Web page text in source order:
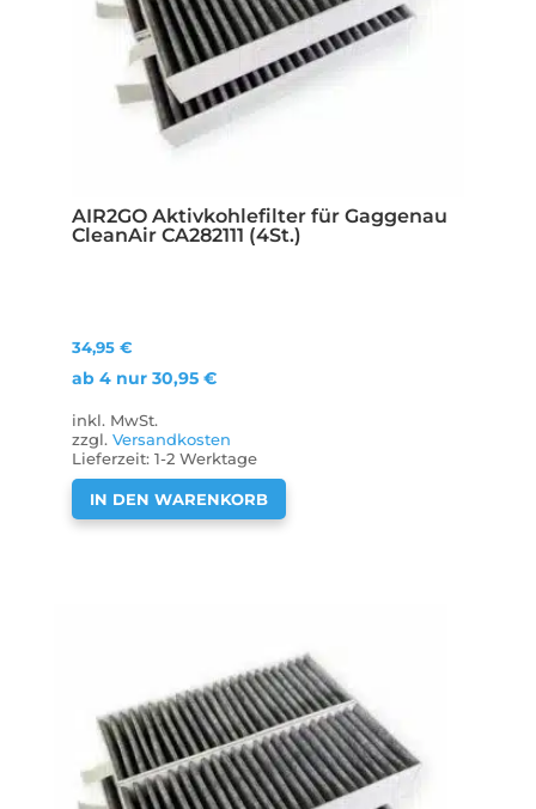
AIR2GO Aktivkohlefilter für Gaggenau
CleanAir CA282111 (4St.)
34,95 €
ab 4 nur 30,95 €
inkl. MwSt.
zzgl. Versandkosten
Lieferzeit: 1-2 Werktage
IN DEN WARENKORB